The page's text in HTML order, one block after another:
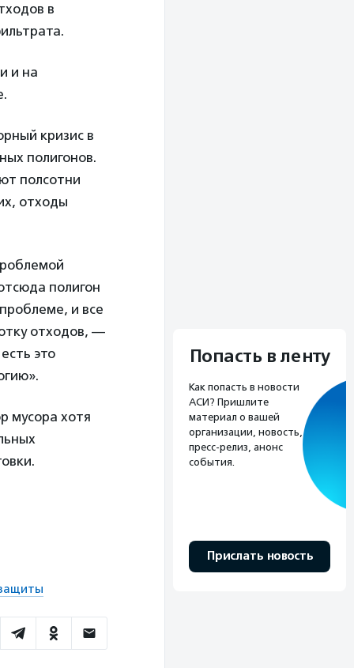
в
и на
кризис в
полигонов.
полсотни
отходы
полигон
и все
отходов, —
это
мусора хотя
Попасть в ленту
Как попасть в новости
АСИ? Пришлите
материал о вашей
организации, новость,
пресс-релиз, анонс
события.
Прислать новость